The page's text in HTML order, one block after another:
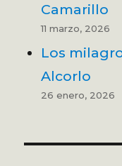
Camarillo
11 marzo, 2026
Los
Alcorlo
26 enero, 2026